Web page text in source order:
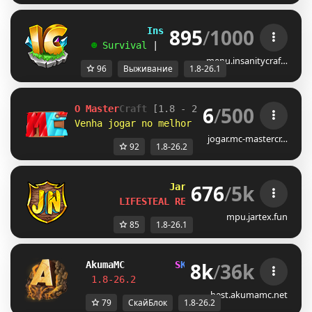
InsanityCraft || 1.8 - 26.1
☻ Survival Factions | Skyblock
895/1000
menu.insanitycraf…
96 Выживание 1.8-26.1
O MasterCraft [1.8 - 26.2] ●
Venha jogar no melhor
RankUP!! Resetamos!
6/500
jogar.mc-mastercr…
92 1.8-26.2
JartexNetwork
LIFESTEAL RESET: 1d, 9h, 13m
676/5k
mpu.jartex.fun
85 1.8-26.1
AkumaMC SK YBLO K J US T E
1.8-26.2
Join Now ┃ discord.gg/
8k/36k
best.akumamc.net
79 СкайБлок 1.8-26.2